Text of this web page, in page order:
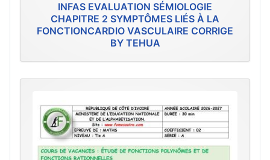
INFAS EVALUATION SÉMIOLOGIE
CHAPITRE 2 SYMPTÔMES LIÉS À LA
FONCTIONCARDIO VASCULAIRE CORRIGE
BY TEHUA